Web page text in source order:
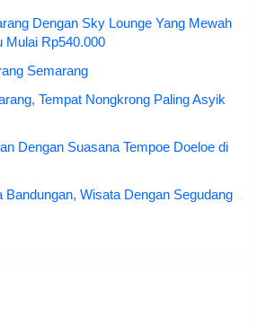
Dengan Sky Lounge Yang Mewah
Mulai Rp540.000
Semarang
Tempat Nongkrong Paling Asyik
Dengan Suasana Tempoe Doeloe di
Bandungan, Wisata Dengan Segudang